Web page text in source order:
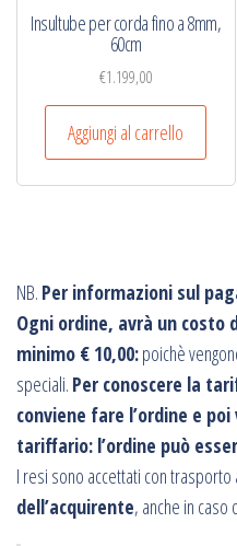
Insultube per corda fino a 8mm,
60cm
€1.199,00
Aggiungi al carrello
NB. Per informazioni sul
Ogni ordine, avrà un costo
minimo € 10,00:poichè
speciali. Per conoscere la
conviene fare l’ordine e
tariffario: l’ordine può
I resi sono accettati con
dell’acquirente, anche in